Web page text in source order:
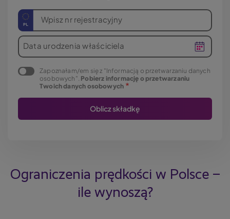
Wpisz nr rejestracyjny
Data urodzenia właściciela
Zapoznałam/em się z "Informacją o przetwarzaniu danych
osobowych". Pobierz informację o przetwarzaniu
Twoich danych osobowych
Ograniczenia prędkości w Polsce –
ile wynoszą?